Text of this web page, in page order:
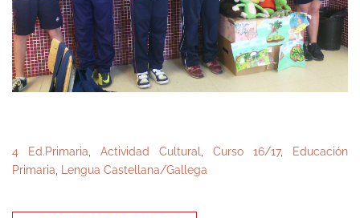
4 Ed.Primaria Actividad Cultural Curso 16/17,
Educación
Primaria
Lengua Castellana/Gallega